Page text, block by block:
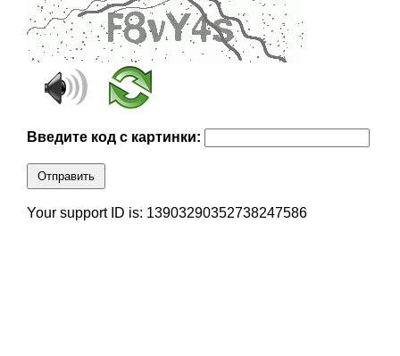
Введите код с картинки:
Отправить
Your support ID is: 13903290352738247586